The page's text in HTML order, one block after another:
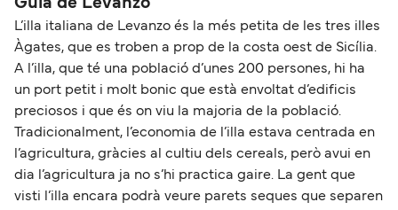
Guia de Levanzo
L’illa italiana de Levanzo és la més petita de les tres illes
Àgates, que es troben a prop de la costa oest de Sicília.
A l’illa, que té una població d’unes 200 persones, hi ha
un port petit i molt bonic que està envoltat d’edificis
preciosos i que és on viu la majoria de la població.
Tradicionalment, l’economia de l’illa estava centrada en
l’agricultura, gràcies al cultiu dels cereals, però avui en
dia l’agricultura ja no s’hi practica gaire. La gent que
visti l’illa encara podrà veure parets seques que separen